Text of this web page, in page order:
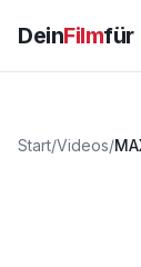
DeinFilmfür
Start/Videos/